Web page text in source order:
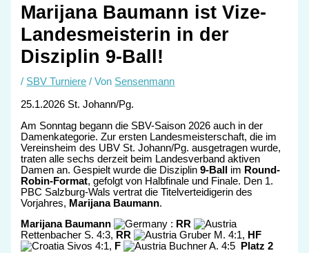
Marijana Baumann ist Vize-
Landesmeisterin in der
Disziplin 9-Ball!
/ SBV Turniere / Von Sensenmann
25.1.2026 St. Johann/Pg.
Am Sonntag begann die SBV-Saison 2026 auch in der
Damenkategorie. Zur ersten Landesmeisterschaft, die im
Vereinsheim des UBV St. Johann/Pg. ausgetragen wurde,
traten alle sechs derzeit beim Landesverband aktiven
Damen an. Gespielt wurde die Disziplin9-Ball im Round-
Robin-Format, gefolgt von Halbfinale und Finale. Den 1.
PBC Salzburg-Wals vertrat die Titelverteidigerin des
Vorjahres, Marijana Baumann.
Marijana Baumann
: RR
Rettenbacher S. 4:3, RR Gruber M. 4:1, HF
Sivos 4:1, F Buchner A. 4:5
Platz 2